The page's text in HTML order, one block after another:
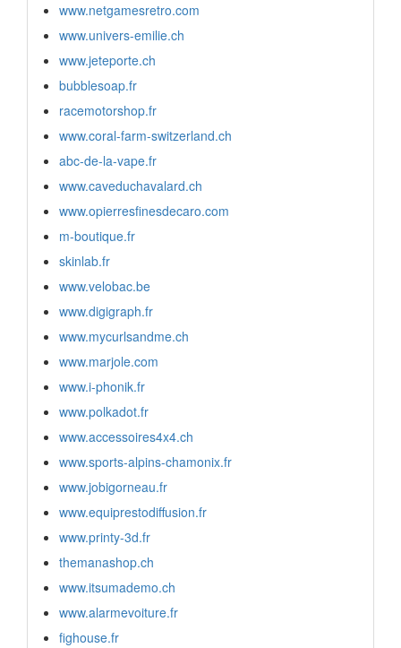
www.netgamesretro.com
www.univers-emilie.ch
www.jeteporte.ch
bubblesoap.fr
racemotorshop.fr
www.coral-farm-switzerland.ch
abc-de-la-vape.fr
www.caveduchavalard.ch
www.opierresfinesdecaro.com
m-boutique.fr
skinlab.fr
www.velobac.be
www.digigraph.fr
www.mycurlsandme.ch
www.marjole.com
www.i-phonik.fr
www.polkadot.fr
www.accessoires4x4.ch
www.sports-alpins-chamonix.fr
www.jobigorneau.fr
www.equiprestodiffusion.fr
www.printy-3d.fr
themanashop.ch
www.itsumademo.ch
www.alarmevoiture.fr
fighouse.fr